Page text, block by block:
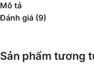
Mô tả
Đánh giá (9)
Sản phẩm tương